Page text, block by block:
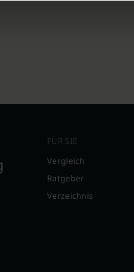
FÜR SIE
Vergleich
Ratgeber
Verzeichnis